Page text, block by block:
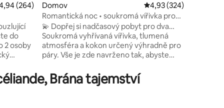
hodnocení 4,94 z 5, 264 hodnocení
(264)
2 osoby
v týdnu.
Domov Průměrné hodnocení
4,93 (324)
Romantická noc • soukromá vířivka pro
dva
💫 Dopřej si nadčasový pobyt pro dva…
Soukromá vyhřívaná vířivka, tlumená
atmosféra a kokon určený výhradně pro
páry. Vše je zde navrženo tak, abyste
nezapomenutelný večer daleko od
každodenního života. Ideální pro
Brána tajemství